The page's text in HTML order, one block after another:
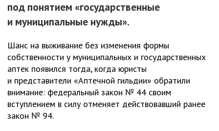
под понятием «государственные
и муниципальные нужды».
Шанс на выживание без изменения формы
собственности у муниципальных и государственных
аптек появился тогда, когда юристы
и представители «Аптечной гильдии» обратили
внимание: федеральный закон № 44 своим
вступлением в силу отменяет действовавший ранее
закон № 94.